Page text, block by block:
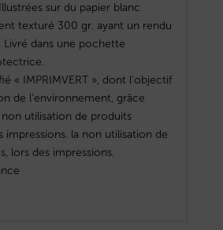
Illustrées sur du papier blanc
texturé 300 gr. ayant un rendu
Livré dans une pochette
« IMPRIMVERT », dont l’objectif
de l’environnement, grâce
utilisation de produits
impressions. la non utilisation de
lors des impressions.